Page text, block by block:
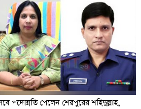
পদোন্নতি পেলেন শেরপুরের শহিদুল্লাহ,